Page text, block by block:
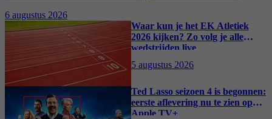
6 augustus 2026
Waar kun je het EK Atletiek
2026 kijken? Zo volg je alle
wedstrijden live
5 augustus 2026
Ted Lasso seizoen 4 is begonnen:
eerste aflevering nu te zien op
Apple TV+